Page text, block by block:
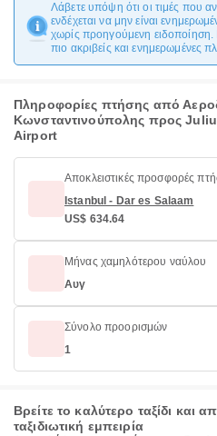
Λάβετε υπόψη ότι οι τιμές που
ενδέχεται να μην είναι
χωρίς προηγούμενη
πιο ακριβείς και ενημερωμένες
Πληροφορίες πτήσης από
Κωνσταντινούπολης προς
Airport
Αποκλειστικές προσφορές
Istanbul - Dar es Salaam
US$ 634.64
Μήνας χαμηλότερου ναύλου
Αυγ
Σύνολο προορισμών
1
Βρείτε το καλύτερο ταξίδι και
ταξιδιωτική εμπειρία